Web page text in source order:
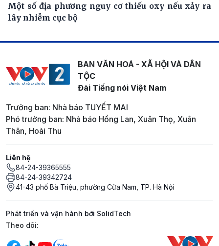
Một số địa phương nguy cơ thiếu oxy nếu xảy ra
lây nhiễm cục bộ
BAN VĂN HOÁ - XÃ HỘI VÀ DÂN
TỘC
Đài Tiếng nói Việt Nam
Trưởng ban: Nhà báo TUYẾT MAI
Phó trưởng ban: Nhà báo Hồng Lan, Xuân Thọ, Xuân
Thân, Hoài Thu
Liên hệ
84-24-39365555
84-24-39342724
41-43 phố Bà Triệu, phường Cửa Nam, TP. Hà Nội
Phát triển và vận hành bởi SolidTech
Mạng xã hội
Theo dõi: